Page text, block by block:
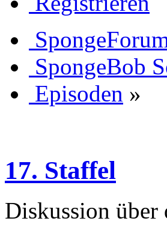
SpongeBob
Episoden »
17. Staffel
Diskussion über